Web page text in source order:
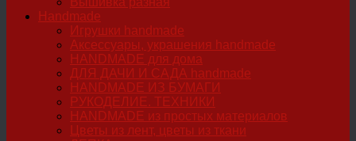
Handmade
Игрушки handmade
Аксессуары, украшения handmade
HANDMADE для дома
ДЛЯ ДАЧИ И САДА handmade
HANDMADE ИЗ БУМАГИ
РУКОДЕЛИЕ. ТЕХНИКИ
HANDMADE из простых материалов
Цветы из лент, цветы из ткани